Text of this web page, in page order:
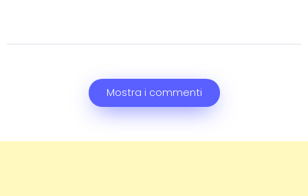
Mostra i commenti